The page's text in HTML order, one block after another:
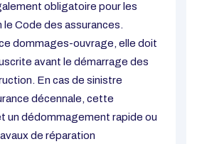
obligatoire pour les
Code des assurances.
dommages-ouvrage, elle doit
avant le démarrage des
En cas de sinistre
décennale, cette
un dédommagement rapide ou
de réparation